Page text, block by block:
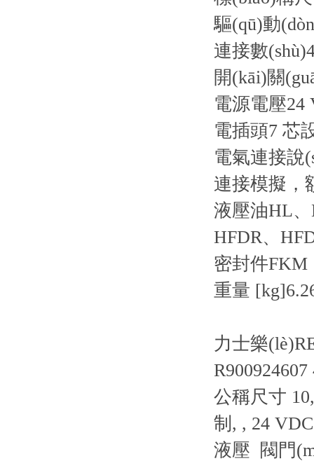
驅(qū)動
連接數(shù)
開(kāi)關
電源電壓24
電插頭7 芯
電氣連接說
連接模擬，
液壓油HL、
HFDR、
密封件FKM
重量 [kg]
力士樂
公稱尺寸
制, , 24 VDC
液壓 閥門